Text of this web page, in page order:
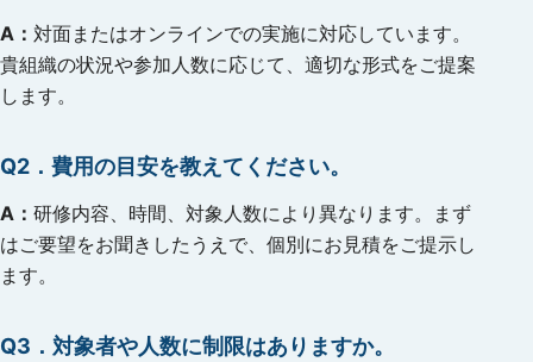
A： 対面またはオンラインでの実施に対応しています。
貴組織の状況や参加人数に応じて、適切な形式をご提案
します。
Q2． 費用の目安を教えてください。
A： 研修内容、時間、対象人数により異なります。まず
はご要望をお聞きしたうえで、個別にお見積をご提示し
ます。
Q3． 対象者や人数に制限はありますか。